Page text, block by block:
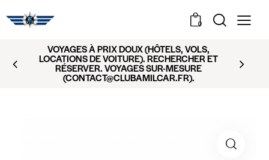
0
VOYAGES À PRIX DOUX (HÔTELS, VOLS,
LOCATIONS DE VOITURE). RECHERCHER ET
RÉSERVER. VOYAGES SUR-MESURE
(CONTACT@CLUBAMILCAR.FR).